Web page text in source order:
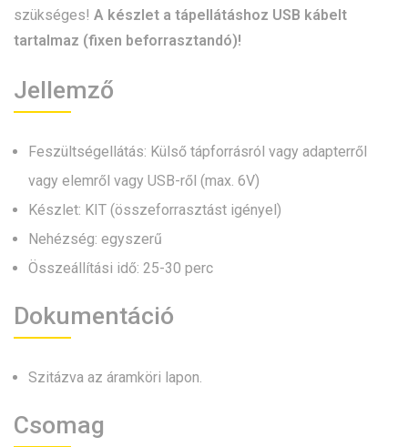
szükséges! A készlet a tápellátáshoz USB kábelt
tartalmaz (fixen beforrasztandó)!
Jellemző
Feszültségellátás: Külső tápforrásról vagy adapterről
vagy elemről vagy USB-ről (max. 6V)
Készlet: KIT (összeforrasztást igényel)
Nehézség: egyszerű
Összeállítási idő: 25-30 perc
Dokumentáció
Szitázva az áramköri lapon.
Csomag